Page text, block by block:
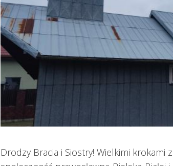
Drodzy Bracia i Siostry! Wielkimi krokami